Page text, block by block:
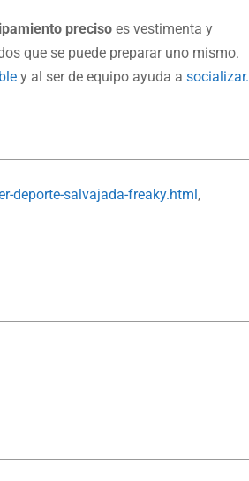
preciso es vestimenta y
que se puede preparar uno mismo.
y al ser de equipo ayuda asocializar.
deporte-salvajada-freaky.html,